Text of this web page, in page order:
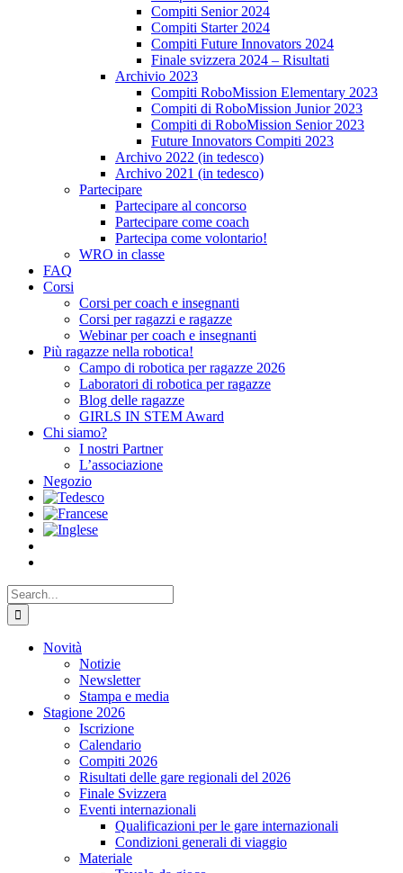
Compiti Senior 2024
Compiti Starter 2024
Compiti Future Innovators 2024
Finale svizzera 2024 – Risultati
Archivio 2023
Compiti RoboMission Elementary 2023
Compiti di RoboMission Junior 2023
Compiti di RoboMission Senior 2023
Future Innovators Compiti 2023
Archivo 2022 (in tedesco)
Archivo 2021 (in tedesco)
Partecipare
Partecipare al concorso
Partecipare come coach
Partecipa come volontario!
WRO in classe
FAQ
Corsi
Corsi per coach e insegnanti
Corsi per ragazzi e ragazze
Webinar per coach e insegnanti
Più ragazze nella robotica!
Campo di robotica per ragazze 2026
Laboratori di robotica per ragazze
Blog delle ragazze
GIRLS IN STEM Award
Chi siamo?
I nostri Partner
L’associazione
Negozio
Search
for:
Novità
Notizie
Newsletter
Stampa e media
Stagione 2026
Iscrizione
Calendario
Compiti 2026
Risultati delle gare regionali del 2026
Finale Svizzera
Eventi internazionali
Qualificazioni per le gare internazionali
Condizioni generali di viaggio
Materiale